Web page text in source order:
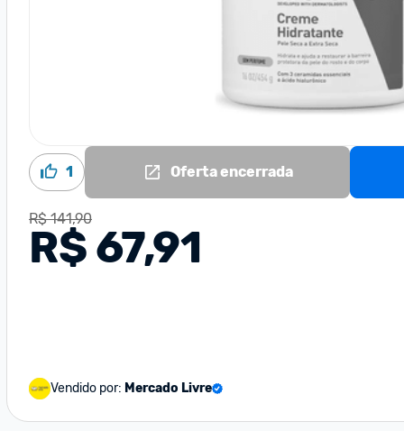
1 Oferta encerrada
R$ 141,90
R$ 67,91
Vendido por: Mercado Livre